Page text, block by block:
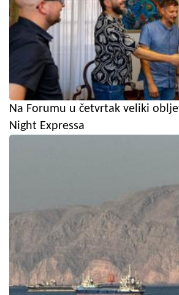
Na Forumu u četvrtak veliki
Night Expressa